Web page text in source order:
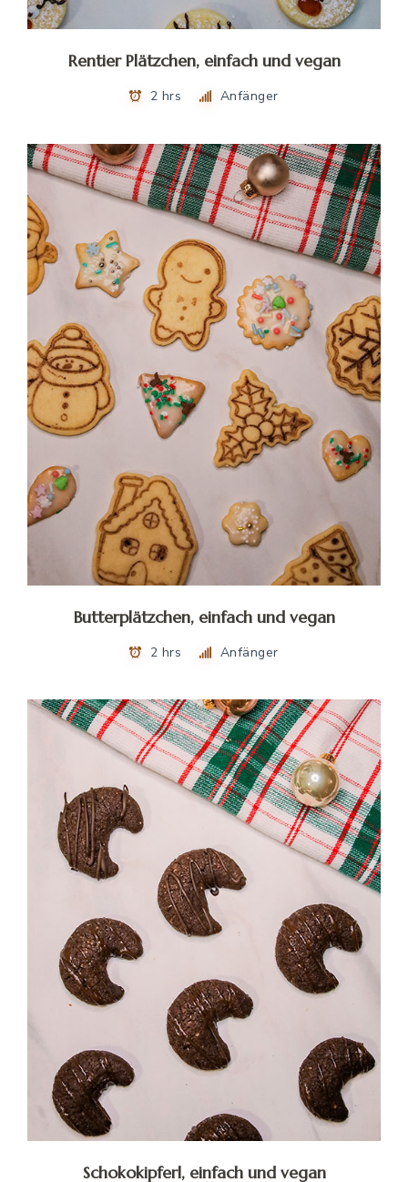
Rentier Plätzchen, einfach und vegan
2 hrs Anfänger
Butterplätzchen, einfach und vegan
2 hrs Anfänger
Schokokipferl, einfach und vegan